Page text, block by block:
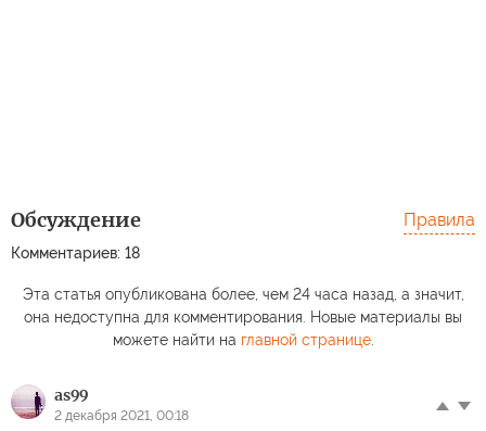
Обсуждение
Комментариев: 18
Правила
Эта статья опубликована более, чем 24 часа назад, а значит,
она недоступна для комментирования. Новые материалы вы
можете найти на главной странице.
as99
2 декабря 2021, 00:18